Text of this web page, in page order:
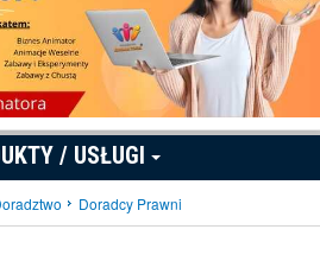
/ USŁUGI
Doradcy Prawni